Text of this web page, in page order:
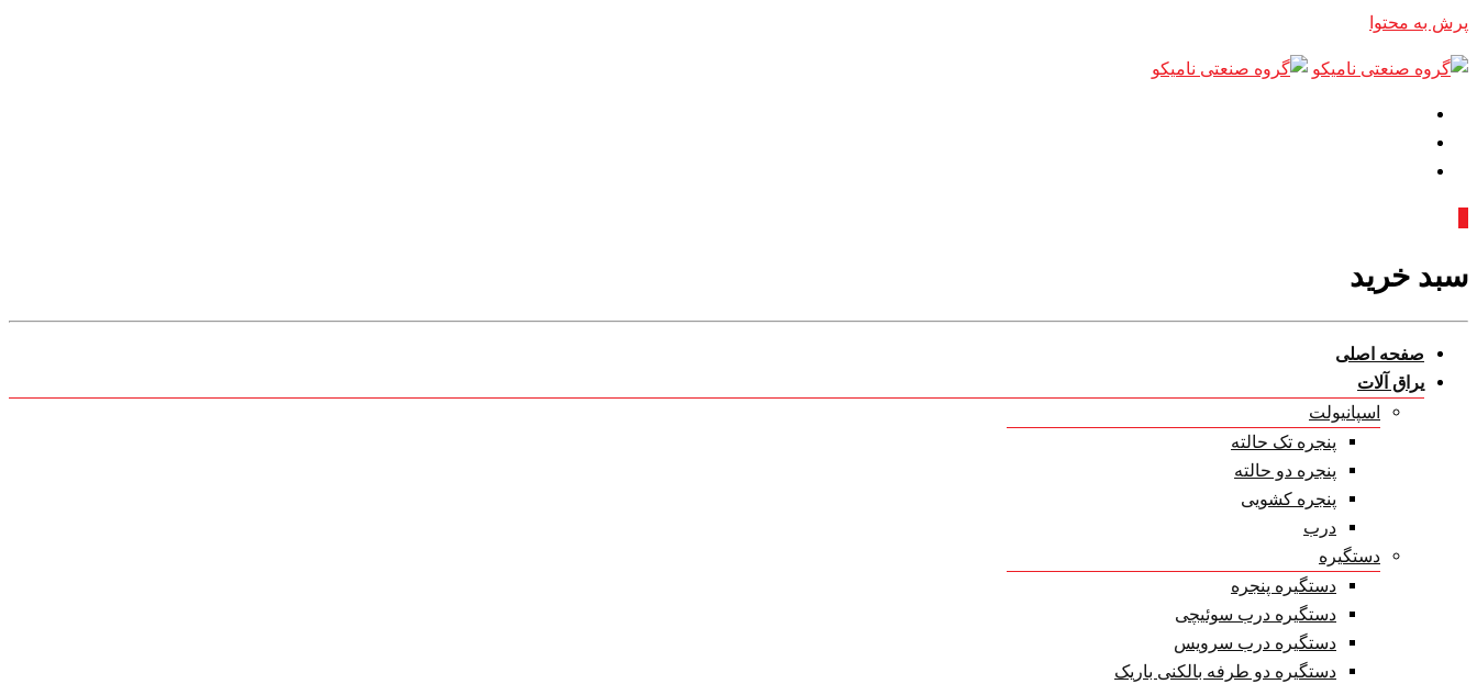
پرش به محتوا
سبد خرید
صفحه اصلی
یراق آلات
اسپانیولت
پنجره تک حالته
پنجره دو حالته
پنجره کشویی
درب
دستگیره
دستگیره پنجره
دستگیره درب سوئیچی
دستگیره درب سرویس
دستگیره دو طرفه بالکنی باریک